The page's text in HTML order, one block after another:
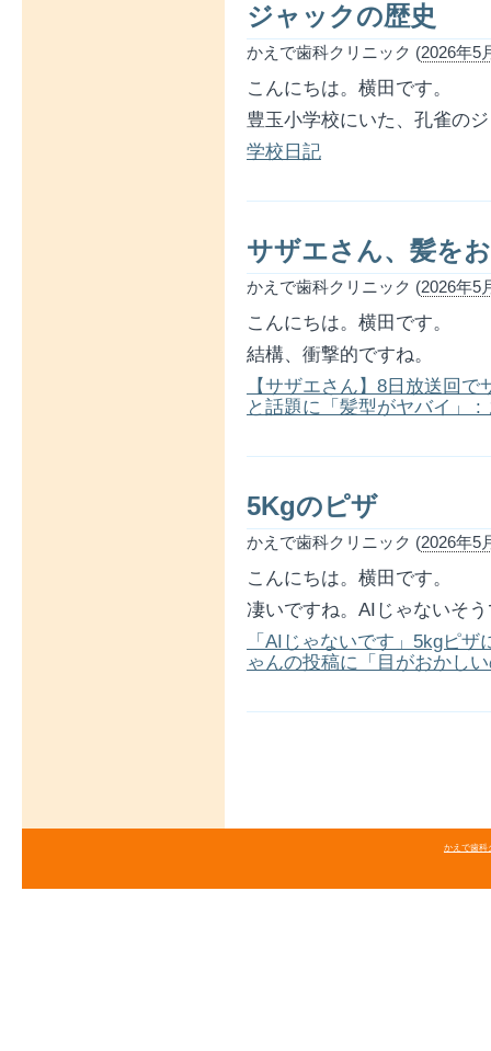
ジャックの歴史
かえで歯科クリニック (2026年5
こんにちは。横田です。
豊玉小学校にいた、孔雀の
学校日記
サザエさん、髪を
かえで歯科クリニック (2026年5
こんにちは。横田です。
結構、衝撃的ですね。
【サザエさん】8日放送回
と話題に「髪型がヤバイ」 :
5Kgのピザ
かえで歯科クリニック (2026年5
こんにちは。横田です。
凄いですね。AIじゃないそ
「AIじゃないです」5kgピ
ゃんの投稿に「目がおかし
かえで歯科